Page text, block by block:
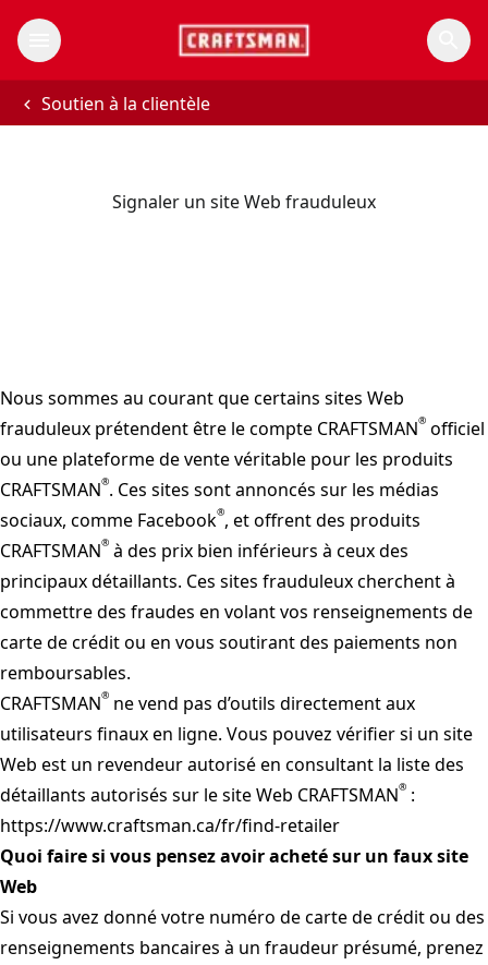
Soutien à la clientèle
Signaler un site Web frauduleux
Nous sommes au courant que certains sites Web
frauduleux prétendent être le compte CRAFTSMAN® officiel
ou une plateforme de vente véritable pour les produits
CRAFTSMAN®. Ces sites sont annoncés sur les médias
sociaux, comme Facebook®, et offrent des produits
CRAFTSMAN® à des prix bien inférieurs à ceux des
principaux détaillants. Ces sites frauduleux cherchent à
commettre des fraudes en volant vos renseignements de
carte de crédit ou en vous soutirant des paiements non
remboursables.
CRAFTSMAN® ne vend pas d’outils directement aux
utilisateurs finaux en ligne. Vous pouvez vérifier si un site
Web est un revendeur autorisé en consultant la liste des
détaillants autorisés sur le site Web CRAFTSMAN® :
https://www.craftsman.ca/fr/find-retailer
Quoi faire si vous pensez avoir acheté sur un faux site
Web
Si vous avez donné votre numéro de carte de crédit ou des
renseignements bancaires à un fraudeur présumé, prenez